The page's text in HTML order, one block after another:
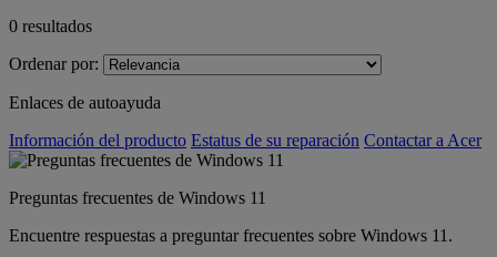
0 resultados
Ordenar por:
Enlaces de autoayuda
Información del producto Estatus de su reparación Contactar a Acer
Preguntas frecuentes de Windows 11
Encuentre respuestas a preguntar frecuentes sobre Windows 11.